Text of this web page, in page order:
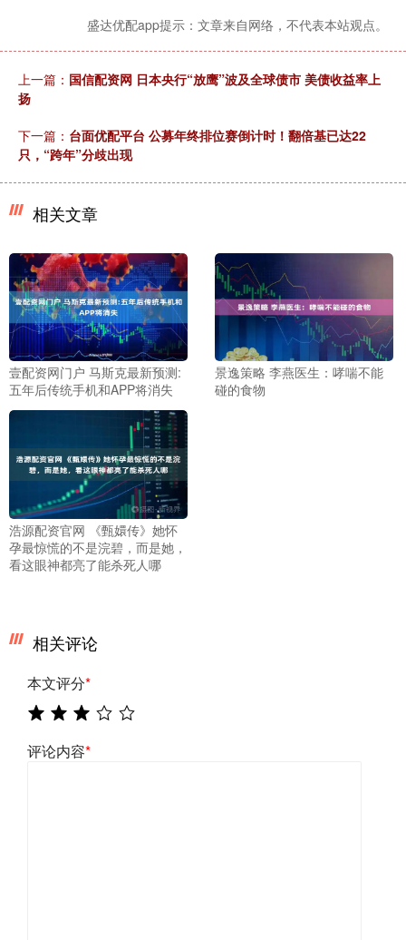
盛达优配app提示：文章来自网络，不代表本站观点。
上一篇： 国信配资网 日本央行“放鹰”波及全球债市 美债收益率上
扬
下一篇： 台面优配平台 公募年终排位赛倒计时！翻倍基已达22
只，“跨年”分歧出现
相关文章
壹配资网门户 马斯克最新预测:
五年后传统手机和APP将消失
景逸策略 李燕医生：哮喘不能
碰的食物
浩源配资官网 《甄嬛传》她怀
孕最惊慌的不是浣碧，而是她，
看这眼神都亮了能杀死人哪
相关评论
本文评分*
评论内容*